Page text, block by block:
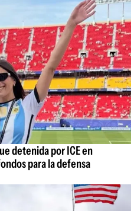
detenida por ICE en
para la defensa